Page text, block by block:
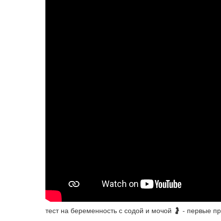
тест на беременность с содой и мочой 🤰 - первые